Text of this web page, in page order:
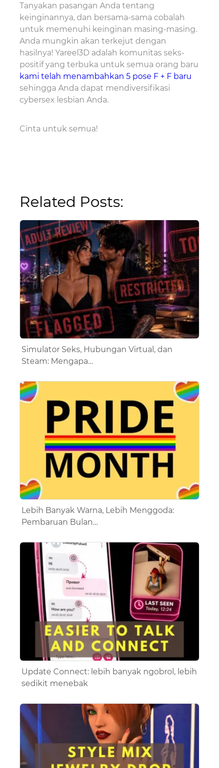
Tanyakan pasangan Anda tentang
keinginannya, dan bersama-sama cobalah
untuk memenuhi keinginan masing-masing.
Anda mungkin akan terkejut dengan
hasilnya! Yareel3D adalah komunitas seks-
positif yang terbuka untuk semua orang baru
kami telah menambahkan 5 pose F + F baru
sehingga Anda dapat mendiversifikasi
cybersex lesbian Anda.
Cinta untuk semua!
Related Posts:
Simulator Seks, Hubungan Virtual, dan
Steam: Mengapa…
Lebih Banyak Warna, Lebih Menggoda:
Pembaruan Bulan…
Update Connect: lebih banyak ngobrol, lebih
sedikit menebak